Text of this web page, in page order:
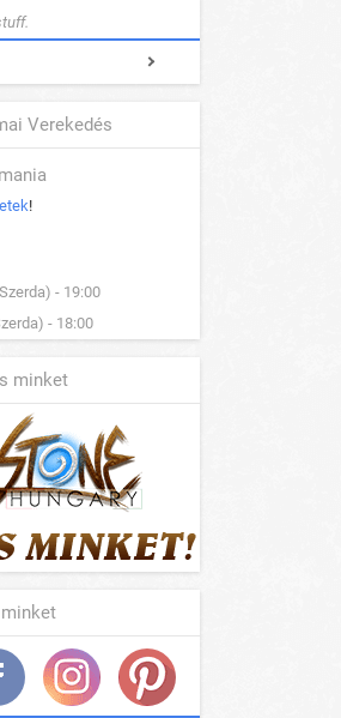
Verekedés
!
- 19:00
- 18:00
minket